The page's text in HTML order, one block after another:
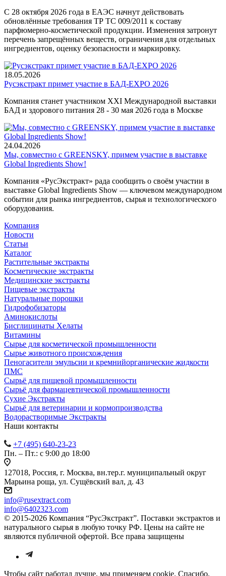
С 28 октября 2026 года в ЕАЭС начнут действовать
обновлённые требования ТР ТС 009/2011 к составу
парфюмерно-косметической продукции. Изменения затронут
перечень запрещённых веществ, ограничения для отдельных
ингредиентов, оценку безопасности и маркировку.
18.05.2026
Русэкстракт примет участие в БАД-EXPO 2026
Компания станет участником XXI Международной выставки
БАД и здорового питания 28 - 30 мая 2026 года в Москве
24.04.2026
Мы, совместно с GREENSKY, примем участие в выставке
Global Ingredients Show!
Компания «РусЭкстракт» рада сообщить о своём участии в
выставке Global Ingredients Show — ключевом международном
событии для рынка ингредиентов, сырья и технологического
оборудования.
Компания
Новости
Статьи
Каталог
Растительные экстракты
Косметические экстракты
Медицинские экстракты
Пищевые экстракты
Натуральные порошки
Гидрофобизаторы
Аминокислоты
Бисглицинаты Хелаты
Витамины
Сырье для косметической промышленности
Сырье животного происхождения
Пеногасители эмульсии и кремнийорганические жидкости
ПМС
Сырьё для пищевой промышленности
Сырьё для фармацевтической промышленности
Сухие Экстракты
Сырьё для ветеринарии и кормопроизводства
Водорастворимые Экстракты
Наши контакты
+7 (495) 640-23-23
Пн. – Пт.: с 9:00 до 18:00
127018, Россия, г. Москва, вн.тер.г. муниципальный округ
Марьина роща, ул. Сущёвский вал, д. 43
info@rusextract.com
info@6402323.com
© 2015-2026 Компания “РусЭкстракт”. Поставки экстрактов и
натурального сырья в любую точку РФ. Цены на сайте не
являются публичной офертой. Все права защищены
Чтобы сайт работал лучше, мы применяем cookie. Спасибо,